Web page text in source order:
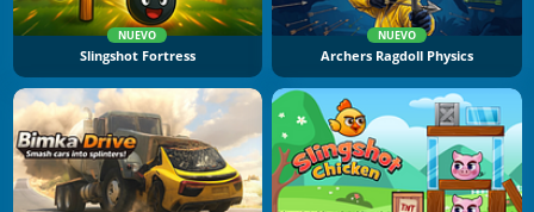
NUEVO
Slingshot Fortress
NUEVO
Archers Ragdoll Physics